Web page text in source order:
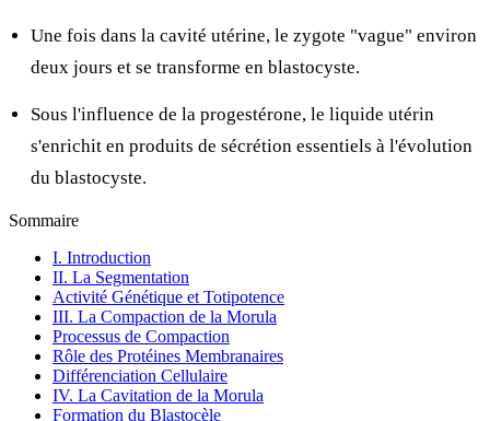
Une fois dans la cavité utérine, le zygote "vague" environ
deux jours et se transforme en blastocyste.
Sous l'influence de la progestérone, le liquide utérin
s'enrichit en produits de sécrétion essentiels à l'évolution
du blastocyste.
Sommaire
I. Introduction
II. La Segmentation
Activité Génétique et Totipotence
III. La Compaction de la Morula
Processus de Compaction
Rôle des Protéines Membranaires
Différenciation Cellulaire
IV. La Cavitation de la Morula
Formation du Blastocèle